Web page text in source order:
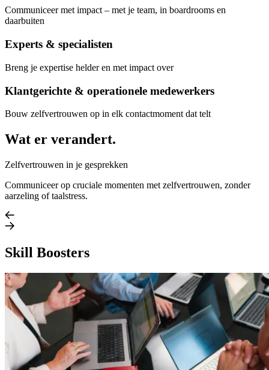
Communiceer met impact – met je team, in boardrooms en
daarbuiten
Experts & specialisten
Breng je expertise helder en met impact over
Klantgerichte & operationele medewerkers
Bouw zelfvertrouwen op in elk contactmoment dat telt
Wat er verandert.
Zelfvertrouwen in je gesprekken
Communiceer op cruciale momenten met zelfvertrouwen, zonder
aarzeling of taalstress.
Skill Boosters